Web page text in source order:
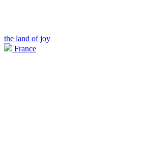
the land of joy
France